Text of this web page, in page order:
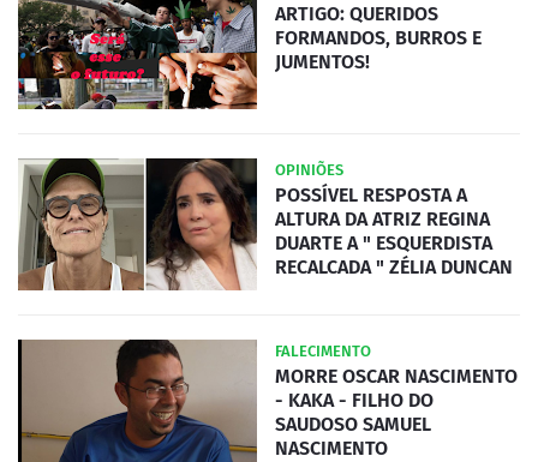
ARTIGO: QUERIDOS
FORMANDOS, BURROS E
JUMENTOS!
OPINIÕES
POSSÍVEL RESPOSTA A
ALTURA DA ATRIZ REGINA
DUARTE A " ESQUERDISTA
RECALCADA " ZÉLIA DUNCAN
FALECIMENTO
MORRE OSCAR NASCIMENTO
- KAKA - FILHO DO
SAUDOSO SAMUEL
NASCIMENTO